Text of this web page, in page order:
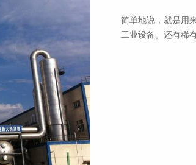
简单地说，就是用
工业设备。还有稀有气